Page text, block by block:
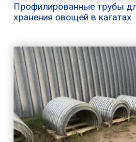
Профилированные трубы
хранения овощей в кагатах